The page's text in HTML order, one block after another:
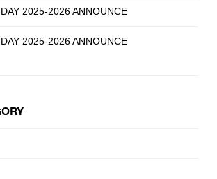
2025-2026 ANNOUNCE
2025-2026 ANNOUNCE